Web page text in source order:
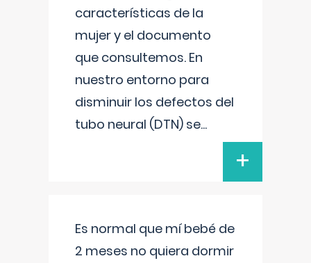
características de la
mujer y el documento
que consultemos. En
nuestro entorno para
disminuir los defectos del
tubo neural (DTN) se...
+
Es normal que mí bebé de
2 meses no quiera dormir